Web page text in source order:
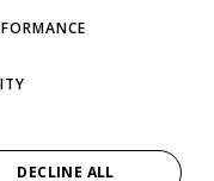
hello@taxlawblog.ch
DECLINE ALL